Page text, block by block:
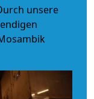
unsere